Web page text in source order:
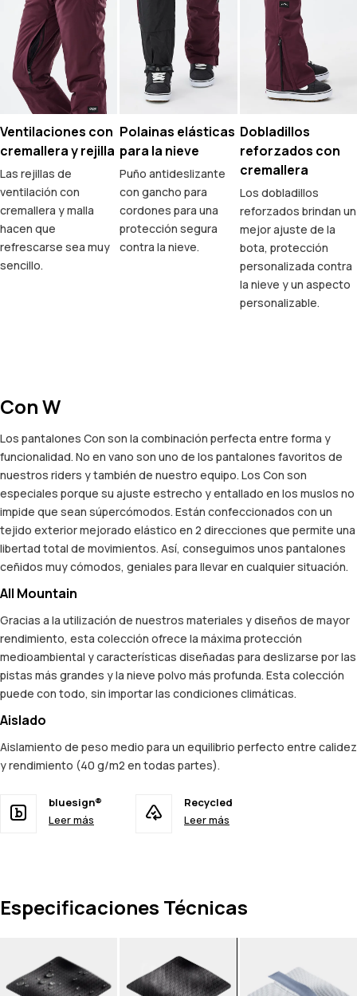
Ventilaciones con
cremallera y rejilla
Las rejillas de
ventilación con
cremallera y malla
hacen que
refrescarse sea muy
sencillo.
Polainas elásticas
para la nieve
Puño antideslizante
con gancho para
cordones para una
protección segura
contra la nieve.
Dobladillos
reforzados con
cremallera
Los dobladillos
reforzados brindan un
mejor ajuste de la
bota, protección
personalizada contra
la nieve y un aspecto
personalizable.
Con W
Los pantalones Con son la combinación perfecta entre forma y
funcionalidad. No en vano son uno de los pantalones favoritos de
nuestros riders y también de nuestro equipo. Los Con son
especiales porque su ajuste estrecho y entallado en los muslos no
impide que sean súpercómodos. Están confeccionados con un
tejido exterior mejorado elástico en 2 direcciones que permite una
libertad total de movimientos. Así, conseguimos unos pantalones
ceñidos muy cómodos, geniales para llevar en cualquier situación.
All Mountain
Gracias a la utilización de nuestros materiales y diseños de mayor
rendimiento, esta colección ofrece la máxima protección
medioambiental y características diseñadas para deslizarse por las
pistas más grandes y la nieve polvo más profunda. Esta colección
puede con todo, sin importar las condiciones climáticas.
Aislado
Aislamiento de peso medio para un equilibrio perfecto entre calidez
y rendimiento (40 g/m2 en todas partes).
bluesign®
Leer más
Recycled
Leer más
Especificaciones Técnicas